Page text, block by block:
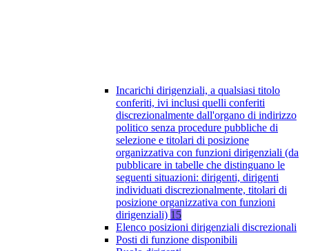
Incarichi dirigenziali, a qualsiasi titolo
conferiti, ivi inclusi quelli conferiti
discrezionalmente dall'organo di indirizzo
politico senza procedure pubbliche di
selezione e titolari di posizione
organizzativa con funzioni dirigenziali (da
pubblicare in tabelle che distinguano le
seguenti situazioni: dirigenti, dirigenti
individuati discrezionalmente, titolari di
posizione organizzativa con funzioni
dirigenziali) 15
Elenco posizioni dirigenziali discrezionali
Posti di funzione disponibili